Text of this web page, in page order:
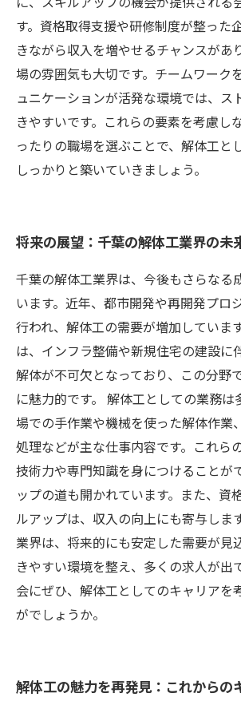
す。資格取得支援や研修制度が整った
きながら収入を増やせるチャンスがあ
場の雰囲気も大切です。チームワーク
ュニケーションが活発な環境では、ス
きやすいです。これらの要素を考慮し
ったりの職場を選ぶことで、解体工と
しっかりと築いていきましょう。
将来の展望：千葉の解体工業界の未
千葉の解体工業界は、今後もさらなる
います。近年、都市開発や再開発プロ
行われ、解体工の需要が増加していま
は、インフラ整備や新規住宅の建設に
解体が不可欠となっており、この分野
に魅力的です。 解体工としての業務は
場での手作業や機械を使った解体作業
処理などが主な仕事内容です。これら
技術力や専門知識を身につけることが
ップの道も開かれています。また、資
ルアップは、収入の向上にも寄与しま
業界は、将来的にも安定した需要が見
きやすい環境を整え、多くの求人が出
会にぜひ、解体工としてのキャリアを
がでしょうか。
解体工の魅力を再発見：これからの